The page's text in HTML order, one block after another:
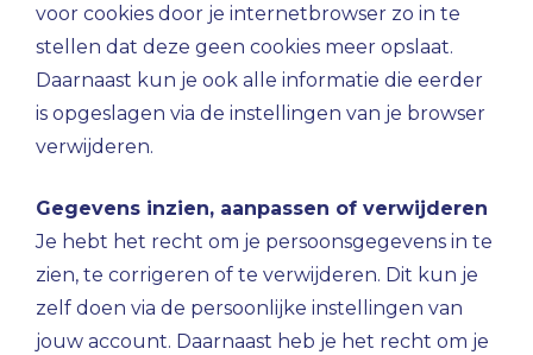
voor cookies door je internetbrowser zo in te
stellen dat deze geen cookies meer opslaat.
Daarnaast kun je ook alle informatie die eerder
is opgeslagen via de instellingen van je browser
verwijderen.
Gegevens inzien, aanpassen of verwijderen
Je hebt het recht om je persoonsgegevens in te
zien, te corrigeren of te verwijderen. Dit kun je
zelf doen via de persoonlijke instellingen van
jouw account. Daarnaast heb je het recht om je